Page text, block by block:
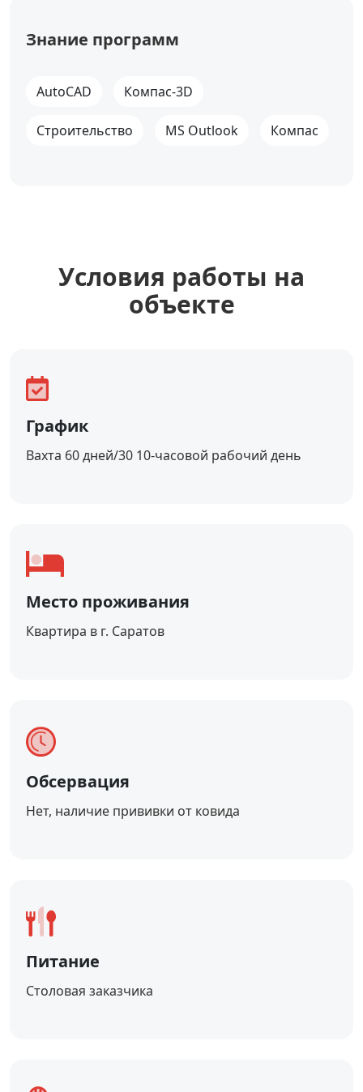
Знание программ
AutoCAD Компас-3D
Строительство MS Outlook Компас
Уcловия работы на
объекте
График
Вахта 60 дней/30 10-часовой рабочий день
Место проживания
Квартира в г. Саратов
Обсервация
Нет, наличие прививки от ковида
Питание
Столовая заказчика